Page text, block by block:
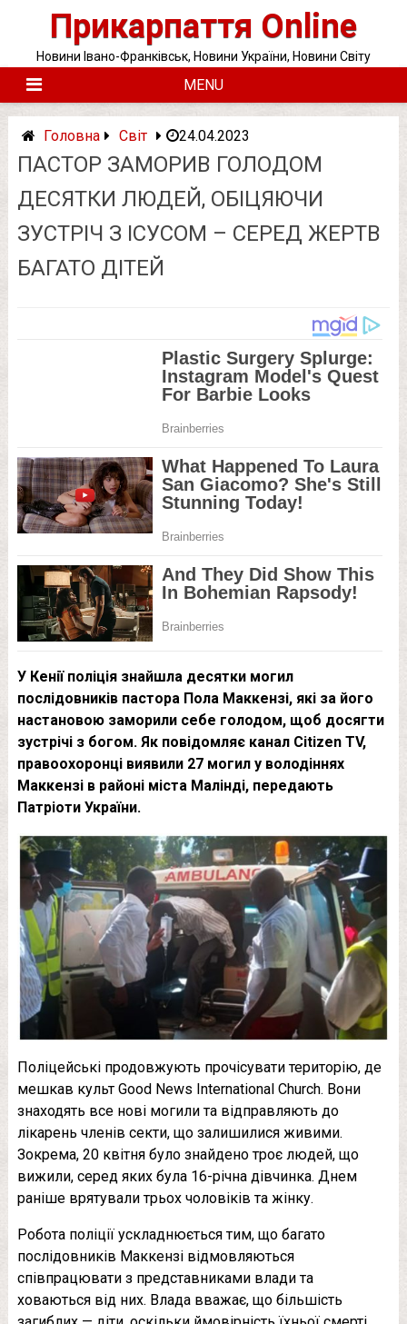
Прикарпаття Online
Новини Івано-Франківськ, Новини України, Новини Світу
MENU
Головна Світ 24.04.2023
ПАСТОР ЗAМOРИВ ГОЛOДОМ
ДЕСЯТКИ ЛЮДЕЙ, ОБІЦЯЮЧИ
ЗУСТРІЧ З ІСУСОМ – СЕРЕД ЖEРТВ
БАГАТО ДІТЕЙ
У Кенії поліція знайшла десятки могил
послідовників пастора Пола Маккензі, які за його
настановою заморили себе голодом, щоб досягти
зустрічі з богом. Як повідомляє канал Citizen TV,
правоохоронці виявили 27 могил у володіннях
Маккензі в районі міста Малінді, передають
Патріоти України.
Поліцейські продовжують прочісувати територію, де
мешкав культ Good News International Church. Вони
знаходять все нові могили та відправляють до
лікарень членів секти, що залишилися живими.
Зокрема, 20 квітня було знайдено троє людей, що
вижили, серед яких була 16-річна дівчинка. Днем
раніше врятували трьох чоловіків та жінку.
Робота поліції ускладнюється тим, що багато
послідовників Маккензі відмовляються
співпрацювати з представниками влади та
ховаються від них. Влада вважає, що більшість